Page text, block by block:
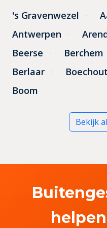
's Gravenwezel
Antwerpen
Beerse
Berchem
Berlaar
Boechout
Boom
Bekijk